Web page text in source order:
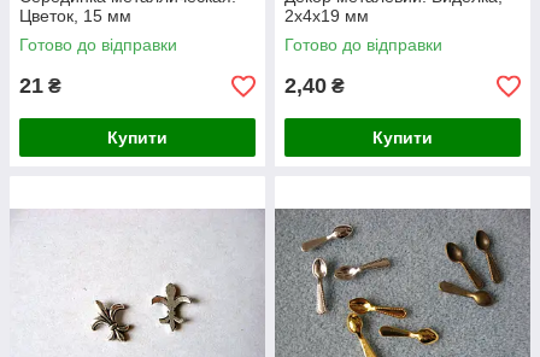
Цветок, 15 мм
Готово до відправки
21 ₴
Купити
2х4х19 мм
Готово до відправки
2,40 ₴
Купити